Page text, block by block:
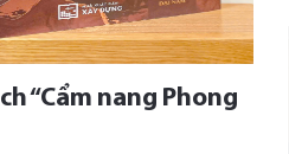
“Cẩm nang Phong